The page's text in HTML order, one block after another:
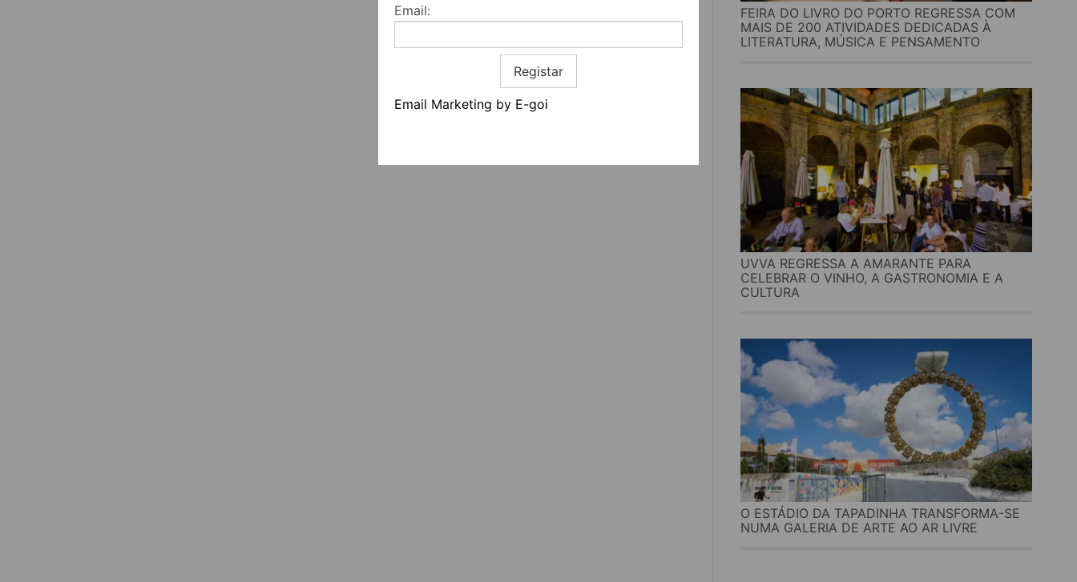
Email:
Registar
Email Marketing by E-goi
FEIRA DO LIVRO DO PORTO REGRESSA COM
MAIS DE 200 ATIVIDADES DEDICADAS À
LITERATURA, MÚSICA E PENSAMENTO
UVVA REGRESSA A AMARANTE PARA
CELEBRAR O VINHO, A GASTRONOMIA E A
CULTURA
O ESTÁDIO DA TAPADINHA TRANSFORMA-SE
NUMA GALERIA DE ARTE AO AR LIVRE
Quem somos
Contactos